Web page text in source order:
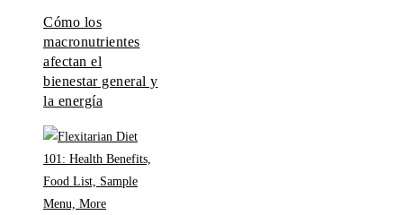
Cómo los
macronutrientes
afectan el
bienestar general y
la energía